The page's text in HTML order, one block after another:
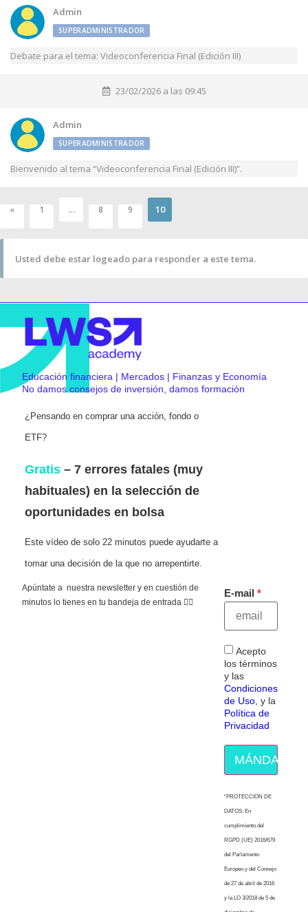
Admin
SUPERADMINISTRADOR
Debate para el tema: Videoconferencia Final (Edición III)
23/02/2026 a las 09:45
Admin
SUPERADMINISTRADOR
Bienvenido al tema “Videoconferencia Final (Edición III)”.
« 1 … 8 9 10
Usted debe estar logeado para responder a este tema.
Educación financiera | Mercados | Finanzas y Economía
No damos consejos de inversión, damos formación
¿Pensando en comprar una acción, fondo o
ETF?
Gratis – 7 errores fatales (muy
habituales) en la selección de
oportunidades en bolsa
Este vídeo de solo 22 minutos puede ayudarte a
tomar una decisión de la que no arrepentirte.
Apúntate a nuestra newsletter y en cuestión de
minutos lo tienes en tu bandeja de entrada 👇🏻
E-mail
Acepto
los términos
y las
Condiciones
de Uso , y la
Política de
Privacidad
MÁNDAME
“PROTECCION DE
DATOS: En
cumplimiento del
RGPD (UE) 2016/679
del Parlamento
Europeo y del Consejo
de 27 de abril de 2016
y la LO 3/2018 de 5 de